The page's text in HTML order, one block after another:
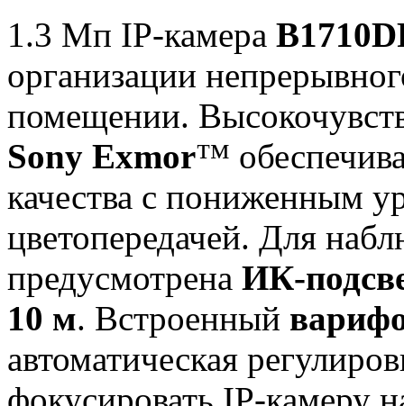
1.3 Мп IP-камера
организации
помещении.
Sony Exmor™
качества с пониженным
цветопередачей. Для
предусмотрена ИК-
10 м. Встроенный
автоматическая